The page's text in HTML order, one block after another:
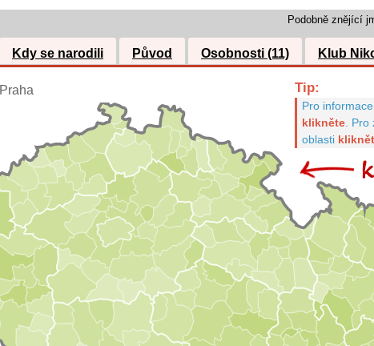
Podobně znějící
Kdy se narodili Původ Osobnosti (11) Klub
Praha Tip:
Pro
klikněte. Pro
oblasti